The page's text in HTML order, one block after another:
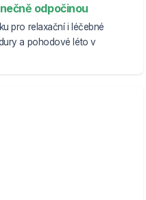
odpočinou
pro relaxační i léčebné
a pohodové léto v